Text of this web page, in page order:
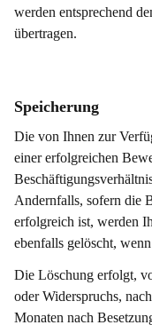
werden entsprechend
übertragen.
Speicherung
Die von Ihnen zur
einer erfolgreichen
Andernfalls, sofern die
erfolgreich ist, werden
ebenfalls gelöscht,
Die Löschung erfolgt,
oder Widerspruchs,
Monaten nach